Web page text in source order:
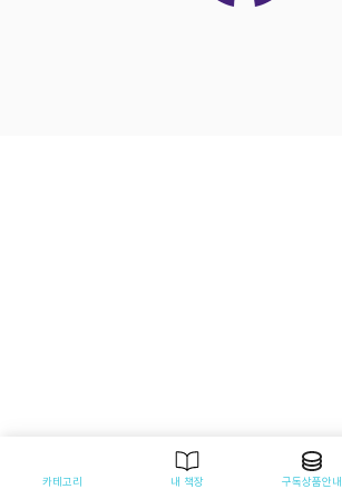
카테고리 내 책장 구독상품안내